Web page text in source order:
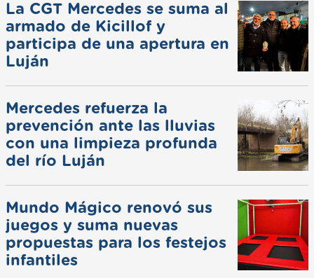
La CGT Mercedes se suma al
armado de Kicillof y
participa de una apertura en
Luján
Mercedes refuerza la
prevención ante las lluvias
con una limpieza profunda
del río Luján
Mundo Mágico renovó sus
juegos y suma nuevas
propuestas para los festejos
infantiles